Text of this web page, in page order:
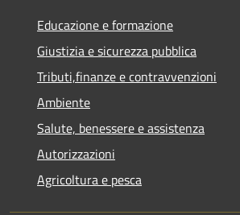
Educazione e formazione
Giustizia e sicurezza pubblica
Tributi,finanze e contravvenzioni
Ambiente
Salute, benessere e assistenza
Autorizzazioni
Agricoltura e pesca